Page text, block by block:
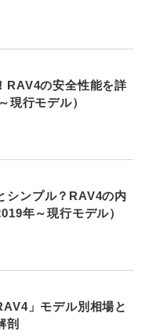
RAV4の安全性能を詳
現行モデル）
シンプル？RAV4の内
年～現行モデル）
」モデル別相場と
剖